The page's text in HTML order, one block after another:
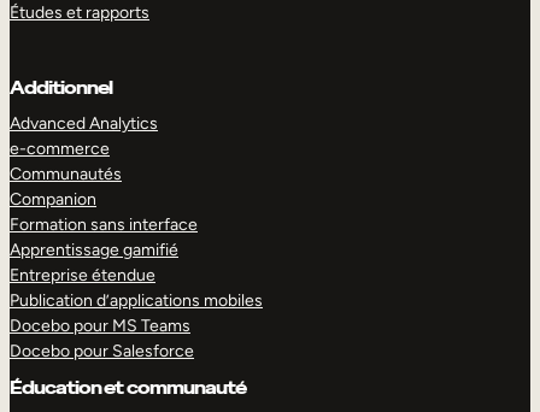
Études et rapports
Additionnel
Advanced Analytics
e-commerce
Communautés
Companion
Formation sans interface
Apprentissage gamifié
Entreprise étendue
Publication d’applications mobiles
Docebo pour MS Teams
Docebo pour Salesforce
Éducation et communauté